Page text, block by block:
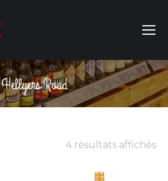
Hellyers Road
Vous êtes ici :
4 résultats affichés